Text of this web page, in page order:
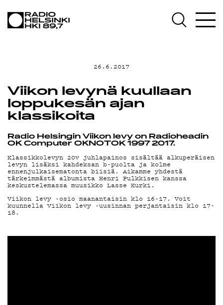
OHJELMAT
TEKIJÄT
ON-DEMAND
PODCAST
MAINOSTA
YHTEYSTIEDOT
26.6.2017
Viikon levynä kuullaan
loppukesän ajan
klassikoita
Radio Helsingin Viikon levy on Radioheadin
OK Computer OKNOTOK 1997 2017.
Klassikkolevyn 20v juhlapainos sisältää alkuperäisen
levyn lisäksi kahdeksan b-puolta ja kolme
ennenjulkaisematonta biisiä. Aikamme yhdestä
tärkeimmästä albumista Henri Pulkkisen kanssa
keskustelemassa muusikko Lasse Kurki.
Viikon levy -osio maanantaisin klo 16-17. Voit
kuunnella Viikon levy -uusinnan perjantaisin klo 17-
18.